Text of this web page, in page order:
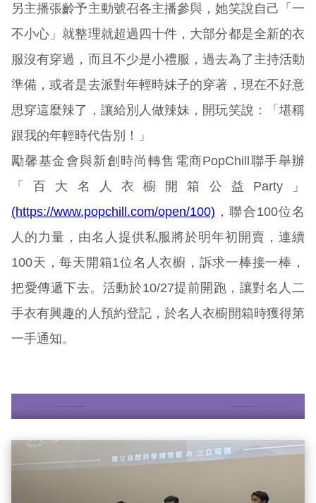
另主播張齡予主動號召各主播參與，她笑說自己「一
不小心」就整理就超過四十件，大部分都是全新的衣
服沒有穿過，而且不少是小禮服，過去為了主持活動
準備，或者是去派對年輕時妹子的穿著，現在不好意
思穿這麼辣了，讓給別人做辣妹，開玩笑說：「堪稱
跟我的年輕時代告別！」
勵馨基金會與新創時尚轉售電商PopChill聯手舉辦
「百大名人衣櫥開箱公益Party」
(https://www.popchill.com/open/100) ，聯合100位名
人的力量，由名人提供私服將於明年初開賣，連續
100天，每天開箱1位名人衣櫥，訴求一棒接一棒，
把愛傳遞下去。活動於10/27提前開跑，讓對名人二
手衣有興趣的人預約登記，於名人衣櫥開箱時獲得第
一手通知。